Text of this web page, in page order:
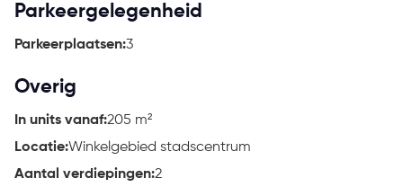
Parkeergelegenheid
Parkeerplaatsen:3
Overig
In units vanaf:205 m²
Locatie:Winkelgebied stadscentrum
Aantal verdiepingen:2